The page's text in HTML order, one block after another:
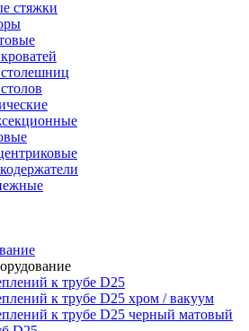
стяжки
к трубе D25
к трубе D25 хром / вакуум
к трубе D25 черный матовый